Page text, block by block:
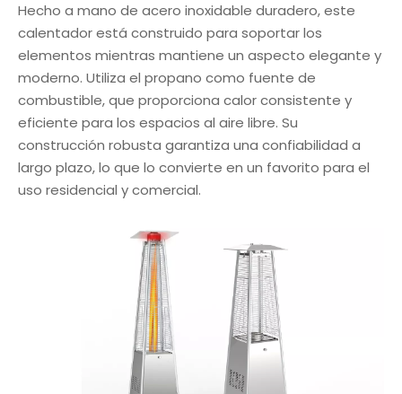
Hecho a mano de acero inoxidable duradero, este
calentador está construido para soportar los
elementos mientras mantiene un aspecto elegante y
moderno. Utiliza el propano como fuente de
combustible, que proporciona calor consistente y
eficiente para los espacios al aire libre. Su
construcción robusta garantiza una confiabilidad a
largo plazo, lo que lo convierte en un favorito para el
uso residencial y comercial.